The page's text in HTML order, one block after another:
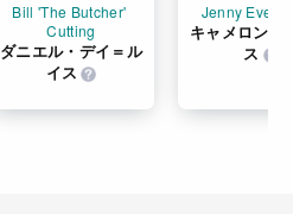
Bill 'The Butcher'
Cutting
ダニエル・デイ＝ル
イス
Jenny
キャメロン・
ス